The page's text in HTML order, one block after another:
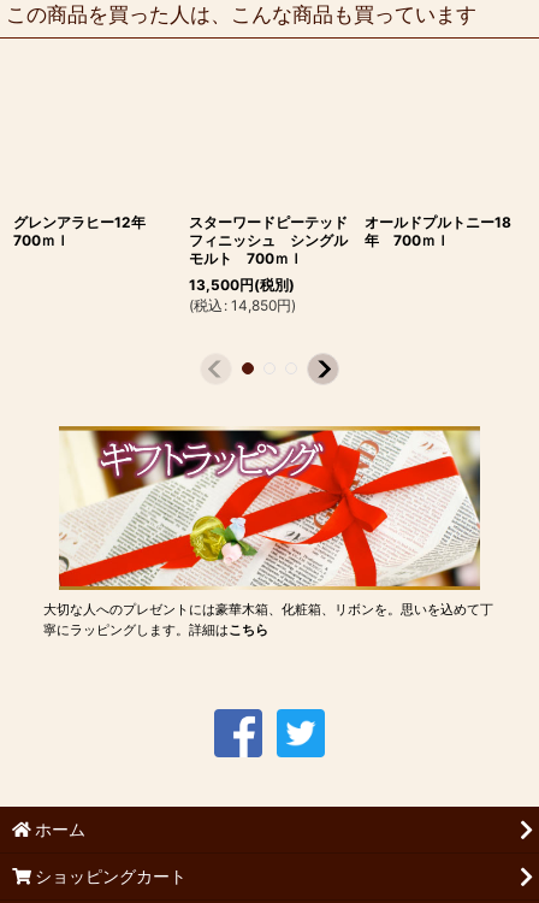
この商品を買った人は、こんな商品も買っています
グレンアラヒー12年
700ｍｌ
スターワードピーテッド
フィニッシュ シングル
モルト 700ｍｌ
13,500円(税別)
(税込 : 14,850円)
オールドプルトニー18
年 700ｍｌ
大切な人へのプレゼントには豪華木箱、化粧箱、リボンを。思いを込めて丁
寧にラッピングします。詳細はこちら
ホーム
ショッピングカート